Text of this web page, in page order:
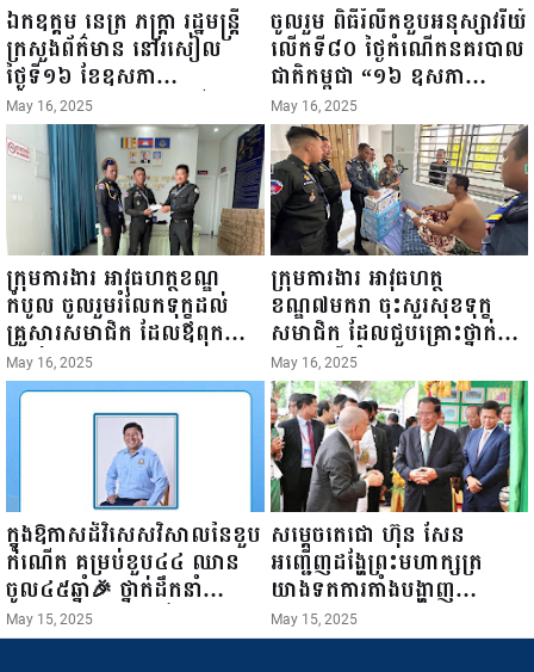
ឯកឧត្តម នេត្រ ភក្ត្រា រដ្ឋមន្ត្រី
ក្រសួងព័ត៌មាន នៅរសៀល
ថ្ងៃទី១៦ ខែឧសភា
ឆ្នាំ២០២៥នេះ បានអញ្ជើញចុះ
ធ្វើជំរឿនថ្នាក់ដឹកនាំមន្ត្រីរាជ
ការស៉ីវិល នៃក្រសួងព័ត៌មាន...
May 16, 2025
ចូលរួម ពិធីរំលឹកខួបអនុស្សាវរីយ៍
លើកទី៨០ ថ្ងៃកំណើតនគរបាល
ជាតិកម្ពុជា “១៦ ឧសភា
១៩៤៥ ~ ១៦ ឧសភា
២០២៥”...
May 16, 2025
ក្រុមការងារ អាវុធហត្ថខណ្ឌ
កំបូល ចូលរួមរំលែកទុក្ខដល់
គ្រួសារសមាជិក ដែលឪពុកក្មេក
របស់លោកទទួលមរណៈភាព!
May 16, 2025
ក្រុមការងារ អាវុធហត្ថ
ខណ្ឌ៧មករា ចុះសួរសុខទុក្ខ
សមាជិក ដែលជួបគ្រោះថ្នាក់
ចរាចរណ៍ កំពុងសម្រាកព្យាបាល
នៅមន្ទីរពេទ្យ!
May 16, 2025
ក្នុងឱកាសដ៏វិសេសវិសាលនៃខួប
កំណើត គម្រប់ខួប៤៤ ឈាន
ចូល៤៥ឆ្នាំ🎉 ថ្នាក់ដឹកនាំ
សមាជិក សមាជិកា នៃក្រុម
គ្រួសារកម្មវិធីអាជីវកម្មចល័ត និង
May 15, 2025
សម្តេចតេជោ ហ៊ុន សែន
អញ្ជើញដង្ហែព្រះមហាក្សត្រ
យាងទតការតាំងបង្ហាញ
ផលិតផលកសិកម្ម កសិ
ឧស្សាហកម្ម និងសិប្បកម្ម ក្នុង
May 15, 2025